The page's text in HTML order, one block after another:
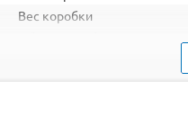
Вес коробки